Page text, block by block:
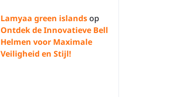
Lamyaa green islandsop
Ontdek de Innovatieve Bell
Helmen voor Maximale
Veiligheid en Stijl!